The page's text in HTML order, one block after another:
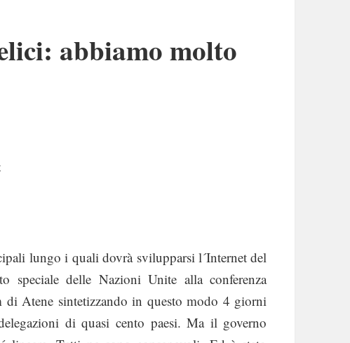
abbiamo molto
lungo i quali dovrà svilupparsi l´Internet del
delle Nazioni Unite alla conferenza
di Atene sintetizzando in questo modo 4 giorni
di quasi cento paesi. Ma il governo